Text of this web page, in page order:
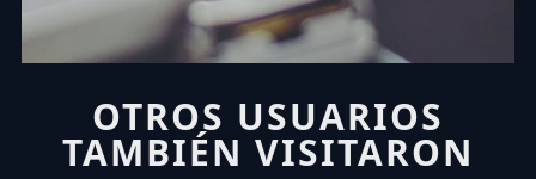
OTROS USUARIOS
TAMBIÉN VISITARON